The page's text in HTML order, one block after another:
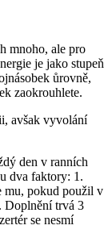
mnoho, ale pro
je jako stupeň
ůrovně,
zaokrouhlete.
avšak vyvolání
den v ranních
dva faktory: 1.
mu, pokud použil v
Doplnění trvá 3
se nesmí